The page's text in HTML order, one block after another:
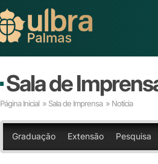
Sala de
Página Inicial » Sala de Imprensa » Notícia
Graduação Extensão Pesquisa